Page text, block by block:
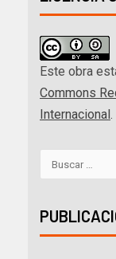
Este obra
Commons
Internacional .